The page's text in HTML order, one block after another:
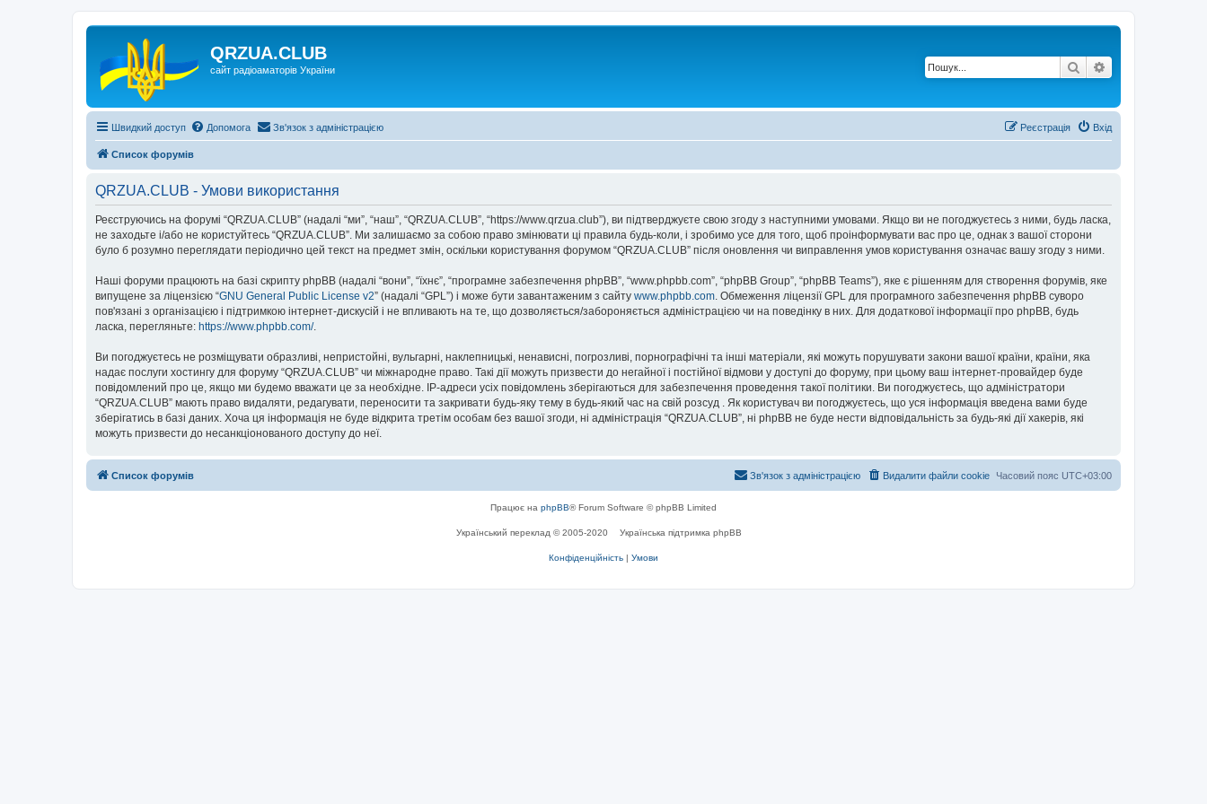
QRZUA.CLUB
сайт радіоаматорів України Пошук
Швидкий доступ Допомога Зв'язок з адміністрацією Вхід
Реєстрація
Список форумів
QRZUA.CLUB - Умови використання
Реєструючись на форумі “QRZUA.CLUB” (надалі “ми”, “наш”, “QRZUA.CLUB”, “https://www.qrzua.club”), ви підтверджуєте свою згоду з наступними умовами. Якщо ви не погоджуєтесь з ними, будь ласка,
не заходьте і/або не користуйтесь “QRZUA.CLUB”. Ми залишаємо за собою право змінювати ці правила будь-коли, і зробимо усе для того, щоб проінформувати вас про це, однак з вашої сторони
було б розумно переглядати періодично цей текст на предмет змін, оскільки користування форумом “QRZUA.CLUB” після оновлення чи виправлення умов користування означає вашу згоду з ними.
Наші форуми працюють на базі скрипту phpBB (надалі “вони”, “їхнє”, “програмне забезпечення phpBB”, “www.phpbb.com”, “phpBB Group”, “phpBB Teams”), яке є рішенням для створення форумів, яке
випущене за ліцензією “GNU General Public License v2” (надалі “GPL”) і може бути завантаженим з сайту www.phpbb.com. Обмеження ліцензії GPL для програмного забезпечення phpBB суворо
пов'язані з організацією і підтримкою інтернет-дискусій і не впливають на те, що дозволяється/забороняється адміністрацією чи на поведінку в них. Для додаткової інформації про phpBB, будь
ласка, перегляньте: https://www.phpbb.com/.
Ви погоджуєтесь не розміщувати образливі, непристойні, вульгарні, наклепницькі, ненависні, погрозливі, порнографічні та інші матеріали, які можуть порушувати закони вашої країни, країни, яка
надає послуги хостингу для форуму “QRZUA.CLUB” чи міжнародне право. Такі дії можуть призвести до негайної і постійної відмови у доступі до форуму, при цьому ваш інтернет-провайдер буде
повідомлений про це, якщо ми будемо вважати це за необхідне. IP-адреси усіх повідомлень зберігаються для забезпечення проведення такої політики. Ви погоджуєтесь, що адміністратори
“QRZUA.CLUB” мають право видаляти, редагувати, переносити та закривати будь-яку тему в будь-який час на свій розсуд . Як користувач ви погоджуєтесь, що уся інформація введена вами буде
зберігатись в базі даних. Хоча ця інформація не буде відкрита третім особам без вашої згоди, ні адміністрація “QRZUA.CLUB”, ні phpBB не буде нести відповідальність за будь-які дії хакерів, які
можуть призвести до несанкціонованого доступу до неї.
Список форумів Часовий пояс UTC+03:00
Видалити файли cookie
Зв'язок з адміністрацією
Працює на phpBB® Forum Software © phpBB Limited
Український переклад © 2005-2020 Українська підтримка phpBB
Конфіденційність | Умови